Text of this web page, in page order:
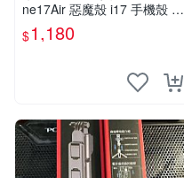
ne17Air 惡魔殼 i17 手機殼 軍
規殼 惡魔防摔殼 iPhone17Pr
o
$1,180